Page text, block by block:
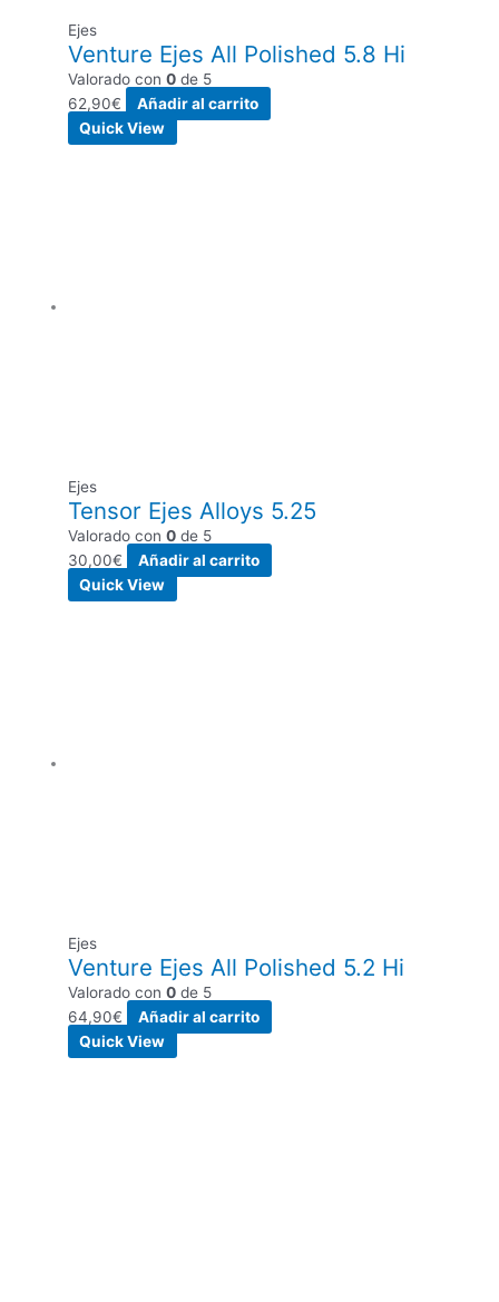
Ejes
Venture Ejes All Polished 5.8 Hi
Valorado con0 de 5
62,90€
Añadir al carrito
Quick View
Ejes
Tensor Ejes Alloys 5.25
Valorado con0 de 5
30,00€
Añadir al carrito
Quick View
Ejes
Venture Ejes All Polished 5.2 Hi
Valorado con0 de 5
64,90€
Añadir al carrito
Quick View